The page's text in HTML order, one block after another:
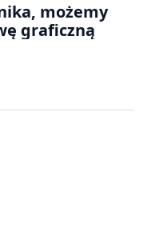
możemy
graficzną